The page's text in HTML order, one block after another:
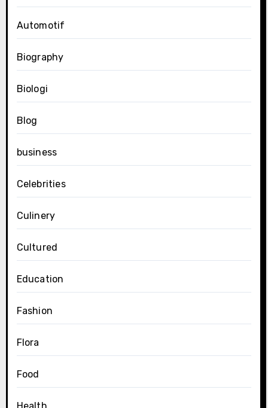
Automotif
Biography
Biologi
Blog
business
Celebrities
Culinery
Cultured
Education
Fashion
Flora
Food